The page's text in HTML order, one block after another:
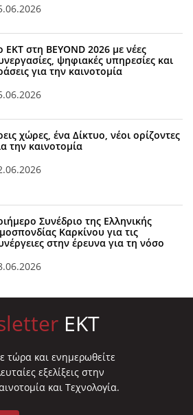
ΕΚΤ στη BEYOND 2026 με νέες
ψηφιακές υπηρεσίες και
για την καινοτομία
χώρες, ένα Δίκτυο, νέοι ορίζοντες
την καινοτομία
Συνέδριο της Ελληνικής
Καρκίνου για τις
στην έρευνα για τη νόσο
EKT
τώρα και ενημερωθείτε
εξελίξεις στην
και Τεχνολογία.